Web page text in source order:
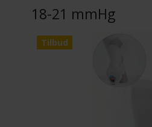
18-21 mmHg
Tilbud